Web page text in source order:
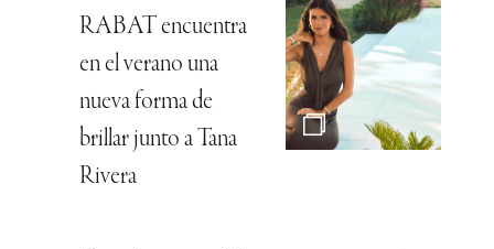
RABAT encuentra
en el verano una
nueva forma de
brillar junto a Tana
Rivera